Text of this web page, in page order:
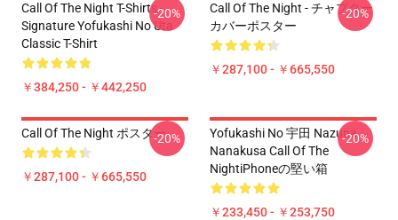
Call Of The Night T-Shirts -
Signature Yofukashi No Uta
Classic T-Shirt
￥384,250 - ￥442,250
-20%
Call Of The Night - チャプター
カバーポスター
￥287,100 - ￥665,550
-20%
Call Of The Night ポスター
￥287,100 - ￥665,550
-20%
Yofukashi No 宇田 Nazuna
Nanakusa Call Of The
NightiPhoneの堅い箱
￥233,450 - ￥253,750
-20%